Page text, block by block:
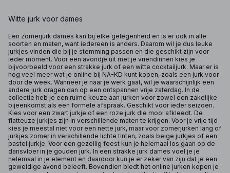
Witte jurk voor dames
Een zomerjurk dames kan bij elke gelegenheid en is er ook in alle
soorten en maten, want iedereen is anders. Daarom wil je dus leuke
jurkjes vinden die bij je stemming passen en die geschikt zijn voor
ieder moment. Voor een avondje uit met je vriendinnen kies je
bijvoorbeeld voor een strakke jurk of een witte cocktailjurk. Maar er is
nog veel meer wat je online bij NA-KD kunt kopen, zoals een jurk voor
door de week. Wanneer je naar je werk gaat, wil je waarschijnlijk een
andere jurk dragen dan op een ontspannen vrije zaterdag. In de
collectie heb je een ruime keuze aan jurken voor zowel een zakelijke
bijeenkomst als een formele afspraak. Geschikt voor ieder seizoen.
Kies voor een zwart jurkje of een roze jurk die mooi afkleedt. De
flatteuze jurkjes zijn in verschillende maten te krijgen. Voor je vrije tijd
kies je meestal niet voor een nette jurk, maar voor zomerjurken lang of
jurkjes zomer in verschillende lichte tinten, zoals beige jurkjes of een
pastel jurkje. Voor een gezellig feest kun je helemaal los gaan op de
dansvloer in je gouden jurk. In een strakke jurk dames voel je je
helemaal in je element en daardoor kun je er zeker van zijn dat je een
geweldige avond beleeft. Bovendien biedt het online jurken kopen je